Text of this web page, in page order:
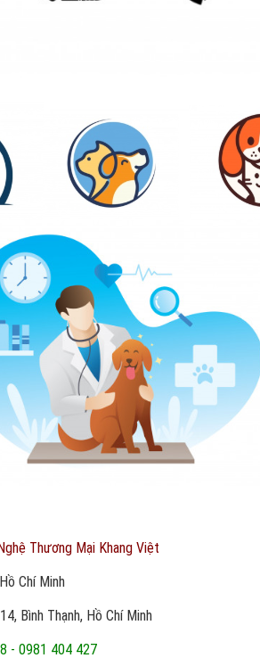
Thương Mại Khang Việt
Chí Minh
Bình Thạnh, Hồ Chí Minh
- 0981 404 427